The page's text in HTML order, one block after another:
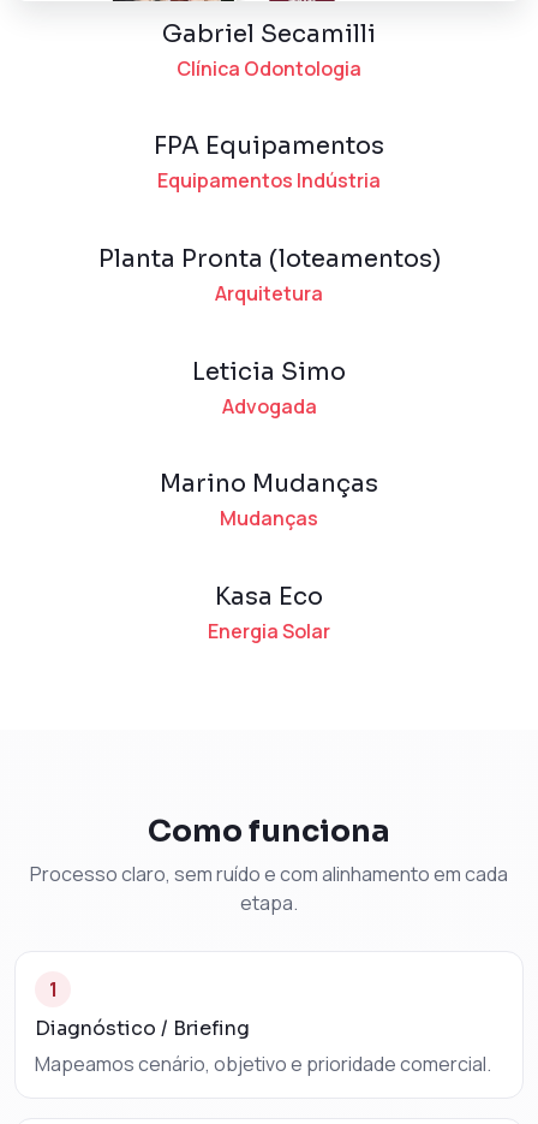
Gabriel Secamilli
Clínica Odontologia
FPA Equipamentos
Equipamentos Indústria
Planta Pronta (loteamentos)
Arquitetura
Leticia Simo
Advogada
Marino Mudanças
Mudanças
Kasa Eco
Energia Solar
Como funciona
Processo claro, sem ruído e com alinhamento em cada
etapa.
1
Diagnóstico / Briefing
Mapeamos cenário, objetivo e prioridade comercial.